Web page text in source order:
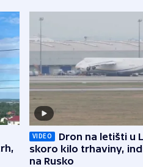
VIDEO
Dron na letišti u
skoro kilo trhaviny,
na Rusko